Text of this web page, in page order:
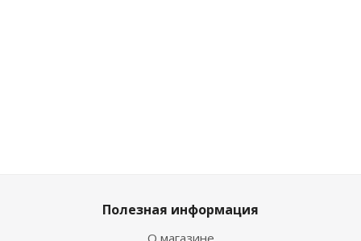
Полезная информация
О магазине